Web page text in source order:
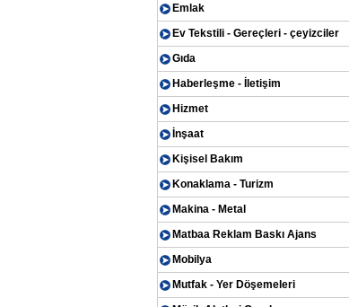
Emlak
Ev Tekstili - Gereçleri - çeyizciler
Gıda
Haberleşme - İletişim
Hizmet
İnşaat
Kişisel Bakım
Konaklama - Turizm
Makina - Metal
Matbaa Reklam Baskı Ajans
Mobilya
Mutfak - Yer Döşemeleri